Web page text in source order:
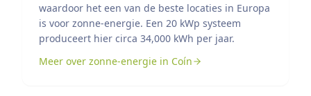
waardoor het een van de beste locaties in Europa
is voor zonne-energie. Een 20 kWp systeem
produceert hier circa 34,000 kWh per jaar.
Meer over zonne-energie in Coín